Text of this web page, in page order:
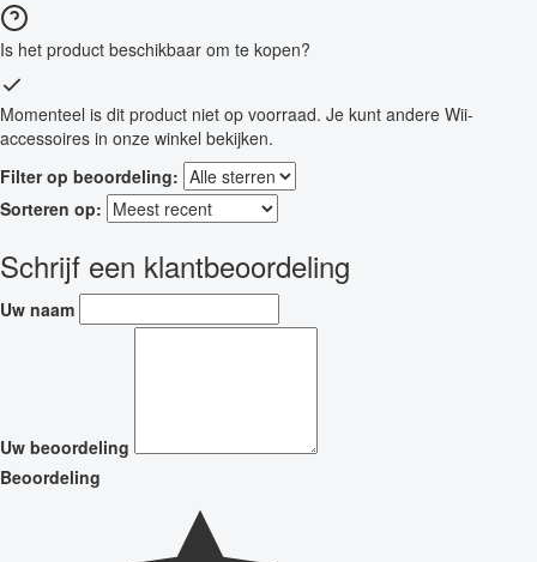
Is het product beschikbaar om te kopen?
Momenteel is dit product niet op voorraad. Je kunt andere Wii-
accessoires in onze winkel bekijken.
Filter op beoordeling:
Sorteren op:
Schrijf een klantbeoordeling
Uw naam
Uw beoordeling
Beoordeling